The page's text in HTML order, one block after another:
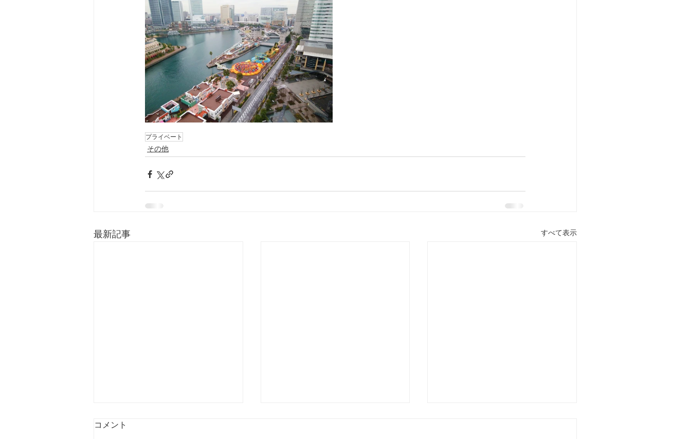
プライベート
その他
最新記事 すべて表示
コメント